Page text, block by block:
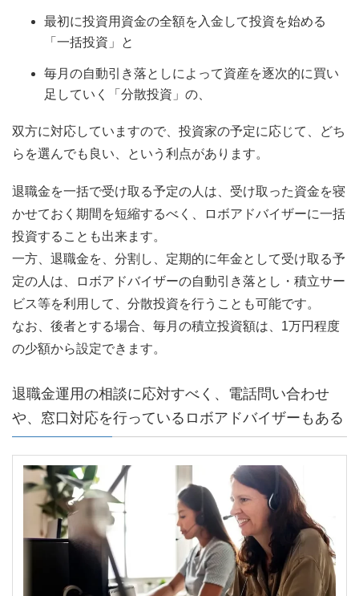
最初に投資用資金の全額を入金して投資を始める
「一括投資」と
毎月の自動引き落としによって資産を逐次的に買い
足していく「分散投資」の、
双方に対応していますので、投資家の予定に応じて、どち
らを選んでも良い、という利点があります。
退職金を一括で受け取る予定の人は、受け取った資金を寝
かせておく期間を短縮するべく、ロボアドバイザーに一括
投資することも出来ます。
一方、退職金を、分割し、定期的に年金として受け取る予
定の人は、ロボアドバイザーの自動引き落とし・積立サー
ビス等を利用して、分散投資を行うことも可能です。
なお、後者とする場合、毎月の積立投資額は、1万円程度
の少額から設定できます。
退職金運用の相談に応対すべく、電話問い合わせ
や、窓口対応を行っているロボアドバイザーもある